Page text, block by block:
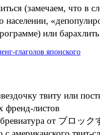
(замечаем, что в
или
твиту или
френд-листов
от ブロック